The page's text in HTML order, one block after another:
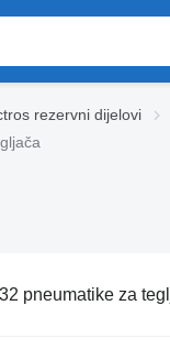
rezervni dijelovi
pneumatikе za